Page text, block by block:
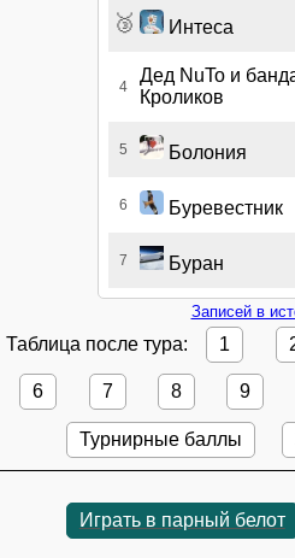
🥉 Интеса
4
Дед NuTo и
Кроликов
5 Болония
6 Буревестник
7 Буран
Записей в
Таблица после тура: 1
6 7 8 9
Турнирные баллы
Играть в парный белот